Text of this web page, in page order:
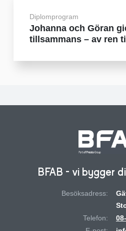
Diplomprogram
Johanna och Göran
tillsammans – av ren
BFAB - vi bygger
Besöksadress:
Telefon: